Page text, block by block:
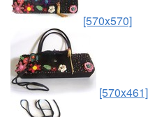
[570x570]
[570x461]